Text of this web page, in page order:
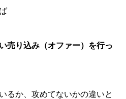
売り込み（オファー）を行っ
るか、攻めてないかの違いと